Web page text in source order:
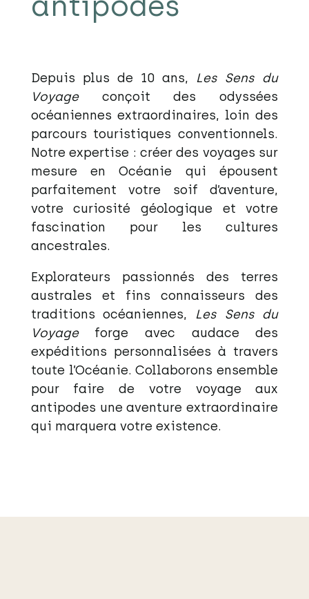
Depuis plus de 10 ans, Les Sens du
Voyageconçoit des odyssées
océaniennes extraordinaires, loin des
parcours touristiques conventionnels.
Notre expertise : créer des voyages sur
mesure en Océanie qui épousent
parfaitement votre soif d’aventure,
votre curiosité géologique et votre
fascination pour les cultures
ancestrales.
Explorateurs passionnés des terres
australes et fins connaisseurs des
traditions océaniennes, Les Sens du
Voyageforge avec audace des
expéditions personnalisées à travers
toute l’Océanie. Collaborons ensemble
pour faire de votre voyage aux
antipodes une aventure extraordinaire
qui marquera votre existence.